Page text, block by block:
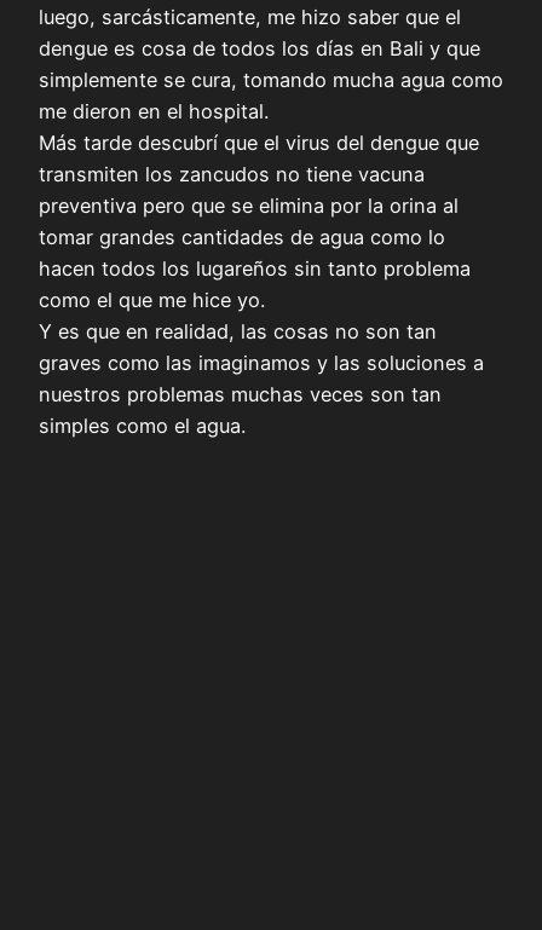
luego, sarcásticamente, me hizo saber que el
dengue es cosa de todos los días en Bali y que
simplemente se cura, tomando mucha agua como
me dieron en el hospital.
Más tarde descubrí que el virus del dengue que
transmiten los zancudos no tiene vacuna
preventiva pero que se elimina por la orina al
tomar grandes cantidades de agua como lo
hacen todos los lugareños sin tanto problema
como el que me hice yo.
Y es que en realidad, las cosas no son tan
graves como las imaginamos y las soluciones a
nuestros problemas muchas veces son tan
simples como el agua.